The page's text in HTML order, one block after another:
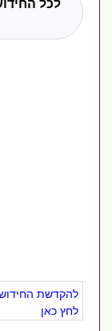
לכל
להקדשת החידוש
לחץ כאן